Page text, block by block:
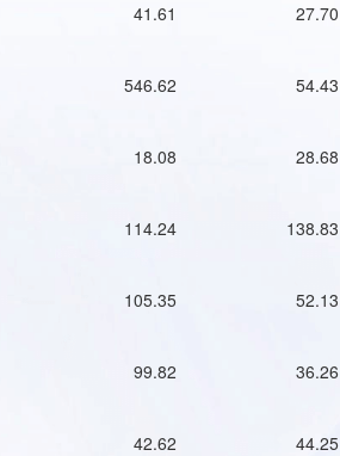
41.61 27.70
546.62 54.43
18.08 28.68
114.24 138.83
105.35 52.13
99.82 36.26
42.62 44.25